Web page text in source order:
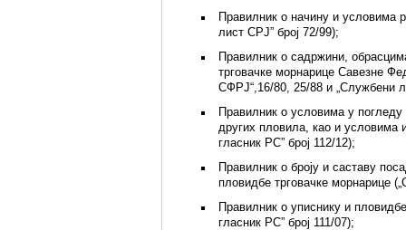
Правилник о начину и условима
лист СРЈ” број 72/99);
Правилник о садржини,
трговачке морнарице Савезне
СФРЈ“,16/80, 25/88 и „Службени
Правилник о условима у
других пловила, као и условима
гласник РС” број 112/12);
Правилник о броју и саставу
пловидбе трговачке морнарице
Правилник о уписнику и
гласник РС” број 111/07);